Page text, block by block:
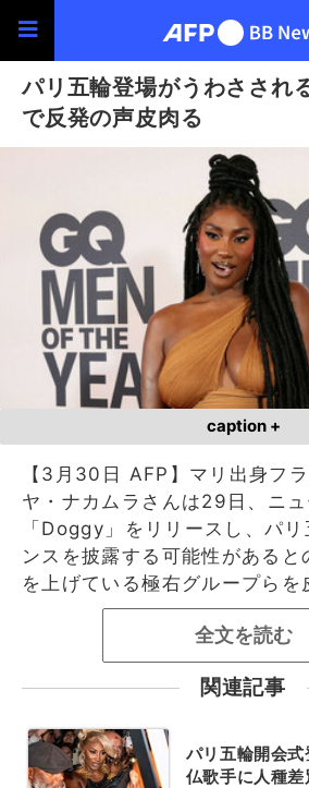
パリ五輪登場がうわさされ
で反発の声皮肉る
caption +
【3月30日 AFP】マリ出身フ
ヤ・ナカムラさんは29日、ニ
「Doggy」をリリースし、パ
ンスを披露する可能性があると
を上げている極右グループらを
全文を読む
関連記事
パリ五輪開会
仏歌手に人種